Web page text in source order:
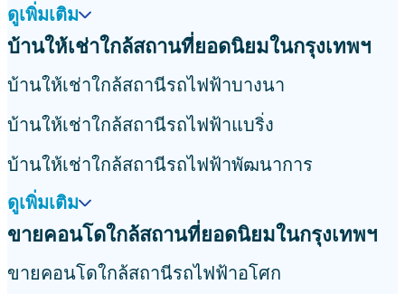
ดูเพิ่มเติม
บ้านให้เช่าใกล้สถานที่ยอดนิยมในกรุงเทพฯ
บ้านให้เช่าใกล้สถานีรถไฟฟ้าบางนา
บ้านให้เช่าใกล้สถานีรถไฟฟ้าแบริ่ง
บ้านให้เช่าใกล้สถานีรถไฟฟ้าพัฒนาการ
ดูเพิ่มเติม
ขายคอนโดใกล้สถานที่ยอดนิยมในกรุงเทพฯ
ขายคอนโดใกล้สถานีรถไฟฟ้าอโศก